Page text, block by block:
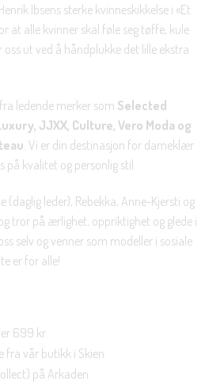
Ibsens sterke kvinneskikkelse i «Et
at alle kvinner skal føle seg tøffe, kule
oss ut ved å håndplukke det lille ekstra
ledende merker som Selected
JJXX, Culture, Vero Moda og
. Vi er din destinasjon for dameklær
på kvalitet og personlig stil.
(daglig leder), Rebekka, Anne-Kjersti og
tror på ærlighet, oppriktighet og glede i
selv og venner som modeller i sosiale
er for alle!
699 kr.
fra vår butikk i Skien.
på Arkaden.